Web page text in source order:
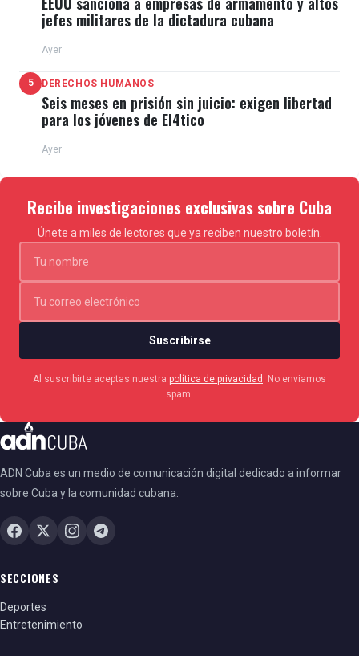
jefes militares de la dictadura cubana
Ayer
5 DERECHOS HUMANOS
Seis meses en prisión sin juicio: exigen libertad
para los jóvenes de El4tico
Ayer
Recibe investigaciones exclusivas sobre Cuba
Únete a miles de lectores que ya reciben nuestro boletín.
Suscribirse
Al suscribirte aceptas nuestra política de privacidad
. No enviamos
spam.
ADN Cuba es un medio de comunicación digital dedicado a informar
sobre Cuba y la comunidad cubana.
SECCIONES
Deportes
Entretenimiento